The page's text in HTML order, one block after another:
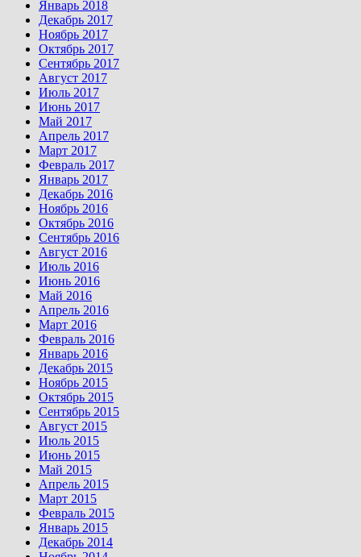
Январь 2018
Декабрь 2017
Ноябрь 2017
Октябрь 2017
Сентябрь 2017
Август 2017
Июль 2017
Июнь 2017
Май 2017
Апрель 2017
Март 2017
Февраль 2017
Январь 2017
Декабрь 2016
Ноябрь 2016
Октябрь 2016
Сентябрь 2016
Август 2016
Июль 2016
Июнь 2016
Май 2016
Апрель 2016
Март 2016
Февраль 2016
Январь 2016
Декабрь 2015
Ноябрь 2015
Октябрь 2015
Сентябрь 2015
Август 2015
Июль 2015
Июнь 2015
Май 2015
Апрель 2015
Март 2015
Февраль 2015
Январь 2015
Декабрь 2014